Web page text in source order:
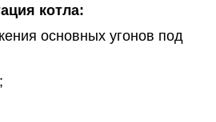
котла:
основных угонов под